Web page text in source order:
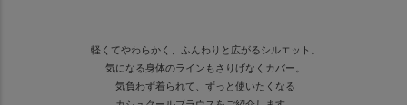
軽くてやわらかく、ふんわりと広がるシルエット。
気になる身体のラインもさりげなくカバー。
気負わず着られて、ずっと使いたくなる